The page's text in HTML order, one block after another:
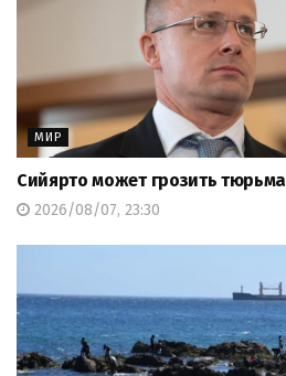
МИР
Сийярто может грозить тюрьма
2026/08/07, 23:30